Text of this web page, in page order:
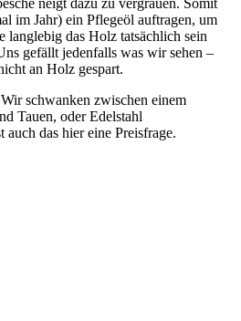
im Jahr) ein Pflegeöl auftragen, um
langlebig das Holz tatsächlich sein
gefällt jedenfalls was wir sehen –
an Holz gespart.
schwanken zwischen einem
Tauen, oder Edelstahl
das hier eine Preisfrage.